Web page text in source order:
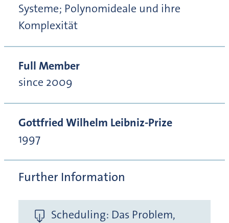
Systeme; Polynomideale und ihre
Komplexität
Full Member
since 2009
Gottfried Wilhelm Leibniz-Prize
1997
Further Information
Scheduling: Das Problem,